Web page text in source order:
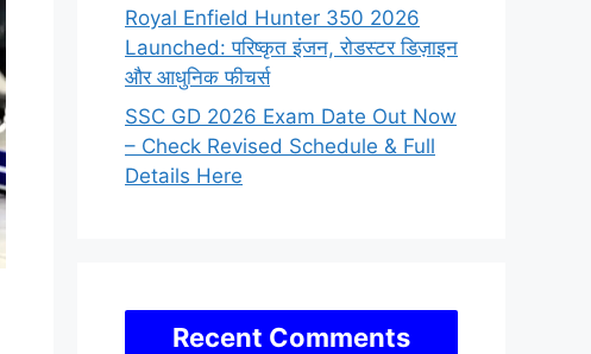
Royal Enfield Hunter 350 2026
Launched: परिष्कृत इंजन, रोडस्टर डिज़ाइन
और आधुनिक फीचर्स
SSC GD 2026 Exam Date Out Now
– Check Revised Schedule & Full
Details Here
Recent Comments